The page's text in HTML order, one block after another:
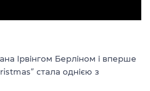
Ірвінгом Берліном і вперше
стала однією з